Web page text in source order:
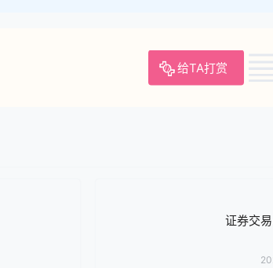
给TA打赏
证券交